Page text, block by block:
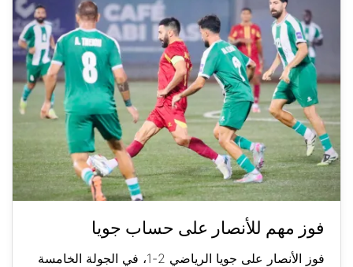
فوز مهم للأنصار على حساب جويا
فوز الأنصار على جويا الرياضي 2-1، في الجولة الخامسة